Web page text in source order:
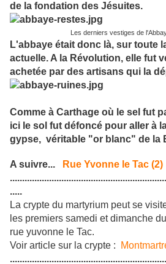
de la fondation des Jésuites.
Les derniers vestiges de l'Abbaye
L'abbaye était donc là, sur toute
actuelle. A la Révolution, elle fut
achetée par des artisans qui la
Comme à Carthage où le sel fut
ici le sol fut défoncé pour aller à
gypse, véritable "or blanc" de la
A suivre...
Rue Yvonne le Tac (2)
.....
La crypte du martyrium peut se
les premiers samedi et dimanche
rue yuvonne le Tac.
Voir article sur la crypte :